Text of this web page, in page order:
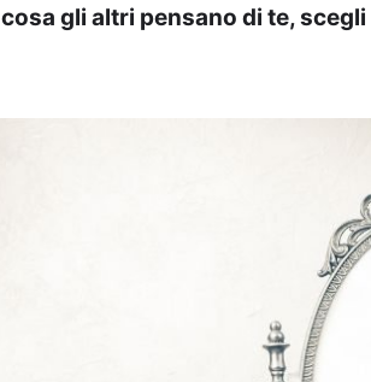
gli altri pensano di te,